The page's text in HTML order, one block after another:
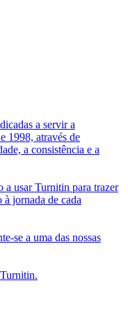
a servir a
1998, através de
a consistência e a
a usar Turnitin para trazer
jornada de cada
se a uma das nossas